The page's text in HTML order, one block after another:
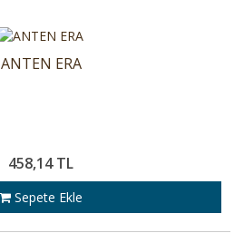
ANTEN ERA
458,14 TL
Sepete Ekle